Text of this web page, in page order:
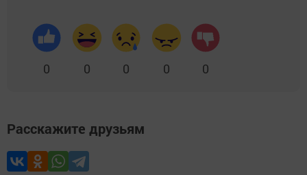
0 0 0 0 0
Расскажите друзьям